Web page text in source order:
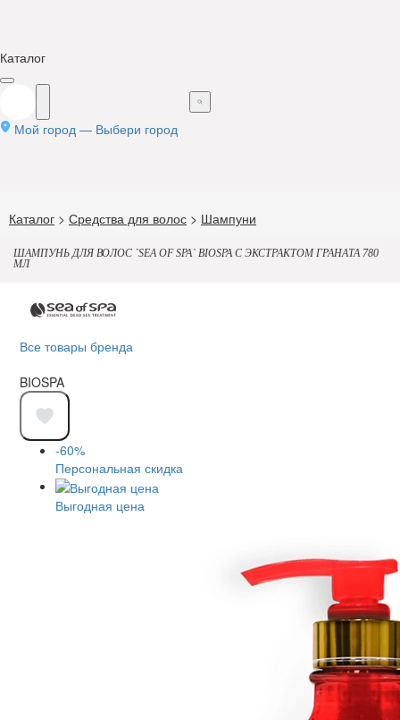
Каталог
Мой город — Выбери город
Каталог > Средства для волос > Шампуни
ШАМПУНЬ ДЛЯ ВОЛОС `SEA OF SPA` BIOSPA С ЭКСТРАКТОМ ГРАНАТА 780
МЛ
Все товары бренда
BIOSPA
-60%
Персональная скидка
Выгодная цена